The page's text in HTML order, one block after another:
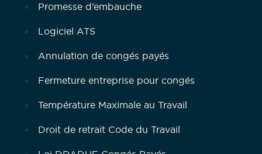
Promesse d’embauche
Logiciel ATS
Annulation de congés payés
Fermeture entreprise pour congés
Température Maximale au Travail
Droit de retrait Code du Travail